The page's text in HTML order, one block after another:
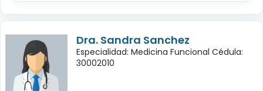
Dra. Sandra Sanchez
Especialidad: Medicina Funcional Cédula:
30002010